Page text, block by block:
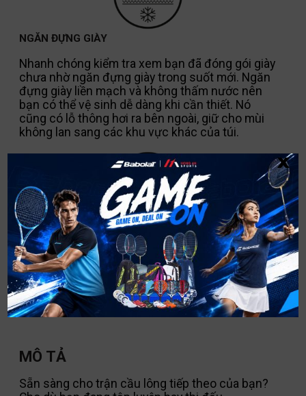
NGĂN ĐỰNG GIÀY
Nhanh chóng kiểm tra xem bạn đã đóng gói giày
chưa nhờ ngăn đựng giày trong suốt mới. Ngăn
đựng giày liền mạch và không thấm nước nên
bạn có thể vệ sinh dễ dàng khi cần thiết. Nó
cũng có lỗ thông hơi ra bên ngoài, giữ cho mùi
không lan sang các khu vực khác của túi.
SINH THÁI
Sản phẩm này được làm từ vật liệu tái chế.
MÔ TẢ
Sẵn sàng cho trận cầu lông tiếp theo của bạn?
x